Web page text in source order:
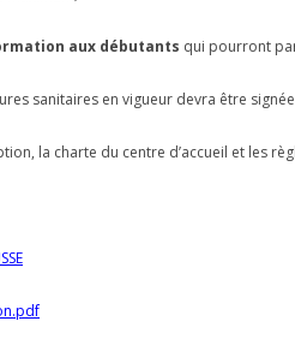
aux débutants qui pourront
sanitaires en vigueur devra être
la charte du centre d’accueil et les